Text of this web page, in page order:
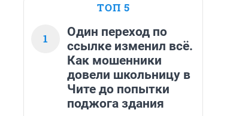
ТОП 5
1
Один переход по
ссылке изменил всё.
Как мошенники
довели школьницу в
Чите до попытки
поджога здания